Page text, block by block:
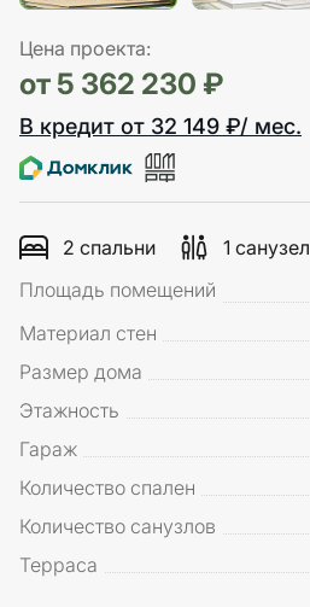
Цена проекта:
от 5 362 230 ₽
В кредит от 32 149 ₽/ мес.
2 спальни
1 санузел
Площадь помещений
Материал стен
Размер дома
Этажность
Гараж
Количество спален
Количество санузлов
Терраса